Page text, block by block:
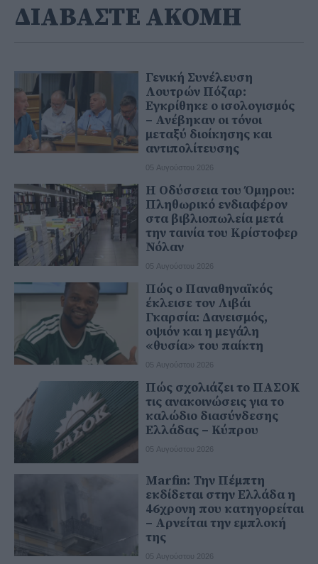
ΔΙΑΒΑΣΤΕ ΑΚΟΜΗ
Γενική Συνέλευση
Λουτρών Πόζαρ:
Εγκρίθηκε ο ισολογισμός
– Ανέβηκαν οι τόνοι
μεταξύ διοίκησης και
αντιπολίτευσης
05 Αυγούστου 2026
Η Οδύσσεια του Όμηρου:
Πληθωρικό ενδιαφέρον
στα βιβλιοπωλεία μετά
την ταινία του Κρίστοφερ
Νόλαν
05 Αυγούστου 2026
Πώς ο Παναθηναϊκός
έκλεισε τον Λιβάι
Γκαρσία: Δανεισμός,
οψιόν και η μεγάλη
«θυσία» του παίκτη
05 Αυγούστου 2026
Πώς σχολιάζει το ΠΑΣΟΚ
τις ανακοινώσεις για το
καλώδιο διασύνδεσης
Ελλάδας – Κύπρου
05 Αυγούστου 2026
Marfin: Την Πέμπτη
εκδίδεται στην Ελλάδα η
46χρονη που κατηγορείται
– Αρνείται την εμπλοκή
της
05 Αυγούστου 2026